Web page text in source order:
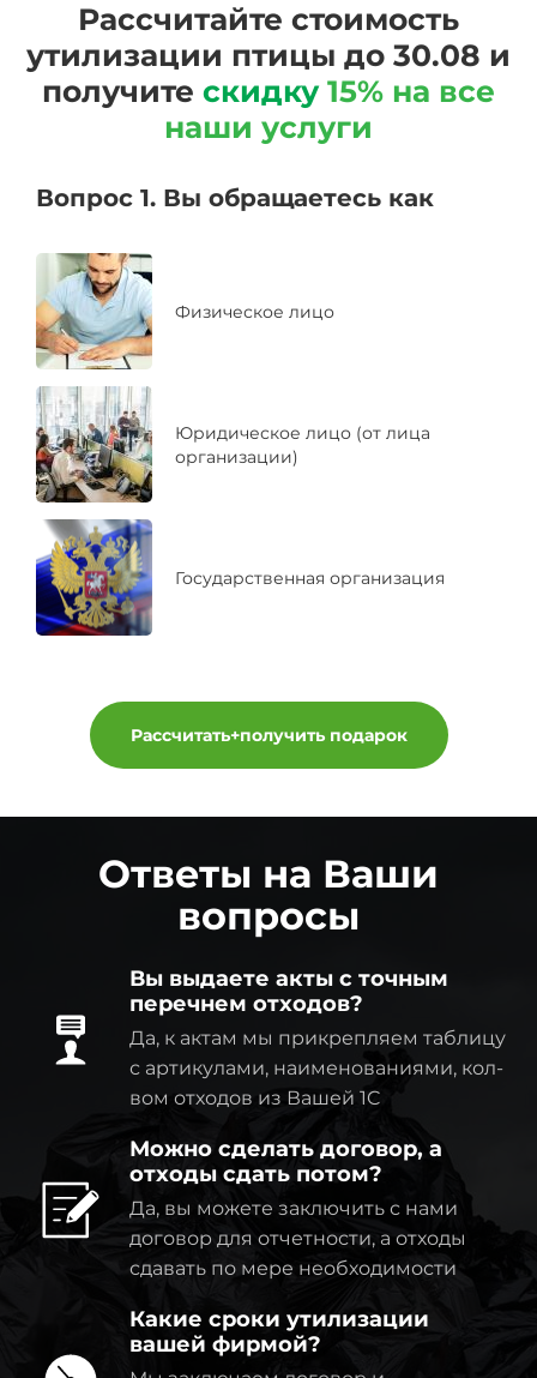
Рассчитайте стоимость
утилизации птицы до 30.08 и
получите скидку 15% на все
наши услуги
Вопрос 1. Вы обращаетесь как
Физическое лицо
Юридическое лицо (от лица
организации)
Государственная организация
Рассчитать+получить подарок
Ответы на Ваши
вопросы
Вы выдаете акты с точным
перечнем отходов?
Да, к актам мы прикрепляем таблицу
с артикулами, наименованиями, кол-
вом отходов из Вашей 1C
Можно сделать договор, а
отходы сдать потом?
Да, вы можете заключить с нами
договор для отчетности, а отходы
сдавать по мере необходимости
Какие сроки утилизации
вашей фирмой?